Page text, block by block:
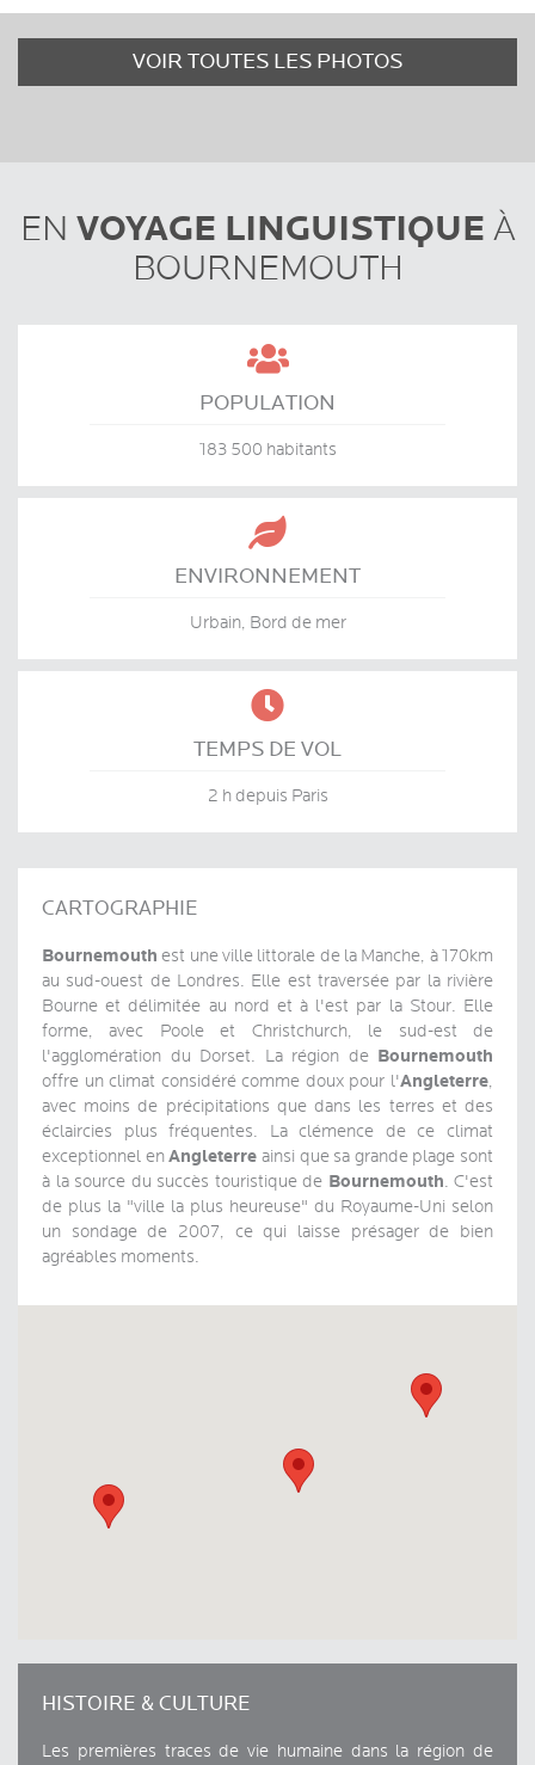
VOIR TOUTES LES PHOTOS
EN VOYAGE LINGUISTIQUE À
BOURNEMOUTH

POPULATION
183 500 habitants

ENVIRONNEMENT
Urbain, Bord de mer

TEMPS DE VOL
2 h depuis Paris
CARTOGRAPHIE
Bournemouth est une ville littorale de la Manche, à 170km
au sud-ouest de Londres. Elle est traversée par la rivière
Bourne et délimitée au nord et à l'est par la Stour. Elle
forme, avec Poole et Christchurch, le sud-est de
l'agglomération du Dorset. La région de Bournemouth
offre un climat considéré comme doux pour l'Angleterre,
avec moins de précipitations que dans les terres et des
éclaircies plus fréquentes. La clémence de ce climat
exceptionnel enAngleterre ainsi que sa grande plage sont
à la source du succès touristique de Bournemouth. C'est
de plus la "ville la plus heureuse" du Royaume-Uni selon
un sondage de 2007, ce qui laisse présager de bien
agréables moments.
HISTOIRE & CULTURE
Les premières traces de vie humaine dans la région de